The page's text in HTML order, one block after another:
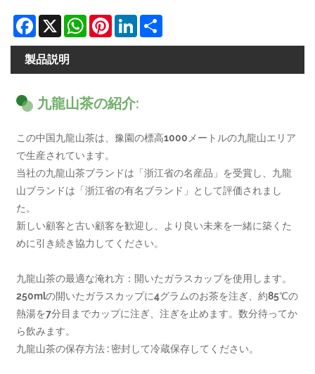
Facebook
X WhatsApp
PinterestLinkedIn
製品説明
九龍山茶の紹介:
この中国九龍山茶は、豫園の標高1000メートルの九龍山エリア
で生産されています。
当社の九龍山茶ブランドは「浙江省の名産品」を受賞し、九龍
山ブランドは「浙江省の有名ブランド」として評価されまし
た。
新しい顧客と古い顧客を歓迎し、より良い未来を一緒に築くた
めに引き続き協力してください。
九龍山茶の最適な淹れ方：開いたガラスカップを使用します。
250mlの開いたガラスカップに4グラムのお茶を注ぎ、約85℃の
熱湯を7分目までカップに注ぎ、注ぎを止めます。数分待ってか
ら飲みます。
九龍山茶の保存方法 : 密封して冷蔵保存してください。